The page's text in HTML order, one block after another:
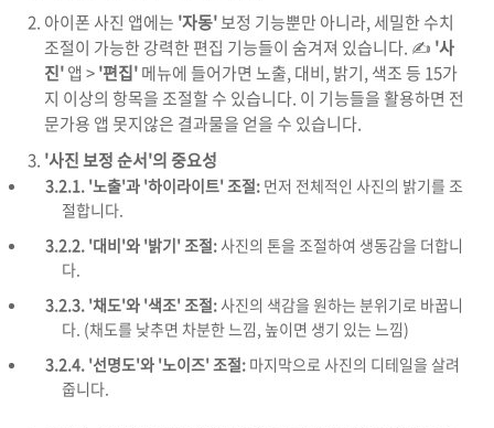
아이폰 사진 앱에는 '자동'보정 기능뿐만 아니라, 세밀한 수치
조절이 가능한 강력한 편집 기능들이 숨겨져 있습니다. ✍️ '사
진'앱 >'편집'메뉴에 들어가면 노출, 대비, 밝기, 색조 등 15가
지 이상의 항목을 조절할 수 있습니다. 이 기능들을 활용하면 전
문가용 앱 못지않은 결과물을 얻을 수 있습니다.
'사진 보정 순서'의 중요성
3.2.1. '노출'과 '하이라이트' 조절: 먼저 전체적인 사진의 밝기를 조
절합니다.
3.2.2. '대비'와 '밝기' 조절: 사진의 톤을 조절하여 생동감을 더합니
다.
3.2.3. '채도'와 '색조' 조절: 사진의 색감을 원하는 분위기로 바꿉니
다. (채도를 낮추면 차분한 느낌, 높이면 생기 있는 느낌)
3.2.4. '선명도'와 '노이즈' 조절: 마지막으로 사진의 디테일을 살려
줍니다.